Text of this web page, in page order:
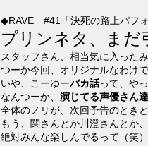
◆RAVE #41「決死の路上パフ
プリンネタ、まだ
スタッフさん、相当気に入った
つーか今回、オリジナルなわけ
いや、こーゆーバカ話って、や
なんつーか、演じてる声優さん
全体のノリが、次回予告のとき
もう、関さんとか川澄さんとか
絶対みんな楽しんでるって（笑